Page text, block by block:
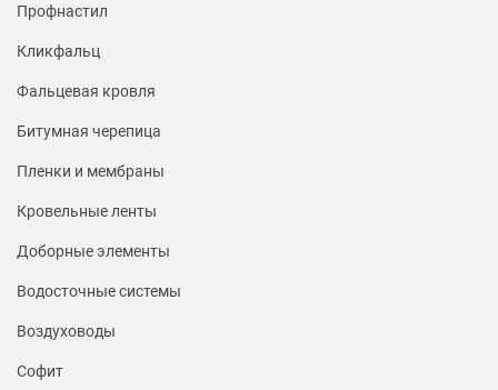
Профнастил
Кликфальц
Фальцевая кровля
Битумная черепица
Пленки и мембраны
Кровельные ленты
Доборные элементы
Водосточные системы
Воздуховоды
Софит